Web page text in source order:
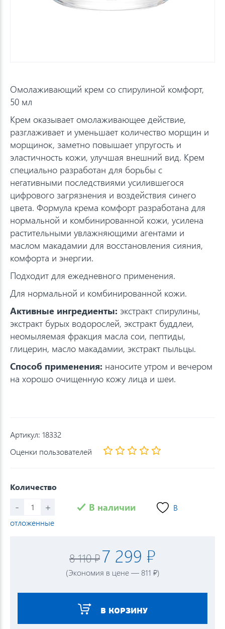
Омолаживающий крем со спирулиной комфорт,
50 мл
Крем оказывает омолаживающее действие,
разглаживает и уменьшает количество морщин и
морщинок, заметно повышает упругость и
эластичность кожи, улучшая внешний вид. Крем
специально разработан для борьбы с
негативными последствиями усилившегося
цифрового загрязнения и воздействия синего
цвета. Формула крема комфорт разработана для
нормальной и комбинированной кожи, усилена
растительными увлажняющими агентами и
маслом макадамии для восстановления сияния,
комфорта и энергии.
Подходит для ежедневного применения.
Для нормальной и комбинированной кожи.
Активные ингредиенты: экстракт спирулины,
экстракт бурых водорослей, экстракт буддлеи,
неомыляемая фракция масла сои, пептиды,
глицерин, масло макадамии, экстракт пыльцы.
Способ применения: наносите утром и вечером
на хорошо очищенную кожу лица и шеи.
Артикул: 18332
Оценки пользователей
Количество
- + В наличии
В
отложенные
8 110 ₽7 299 ₽
(Экономия в цене — 811 ₽)
В КОРЗИНУ